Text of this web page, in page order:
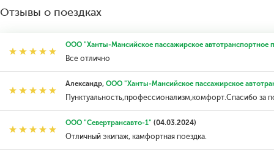
Отзывы о поездках
ООО "Ханты-Мансийское пассажирское автотранспортное
Все отлично
Александр, ООО "Ханты-Мансийское пассажирское
Пунктуальность,профессионализм,комфорт.Спасибо за
ООО "Севертрансавто-1" (04.03.2024)
Отличный экипаж, камфортная поездка.